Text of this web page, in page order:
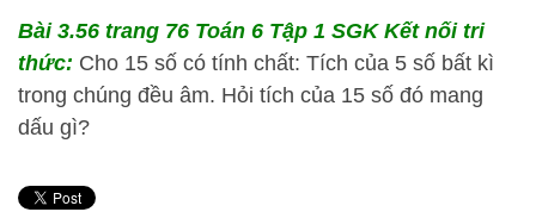
Bài 3.56 trang 76 Toán 6 Tập 1 SGK Kết nối tri
thức: Cho 15 số có tính chất: Tích của 5 số bất kì
trong chúng đều âm. Hỏi tích của 15 số đó mang
dấu gì?